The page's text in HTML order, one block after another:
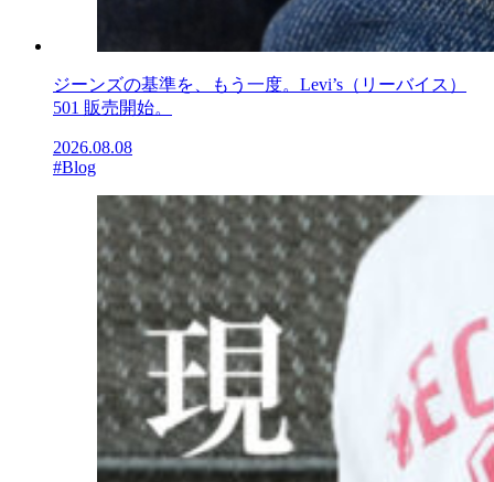
ジーンズの基準を、もう一度。Levi’s（リーバイス）
501 販売開始。
2026.08.08
#Blog